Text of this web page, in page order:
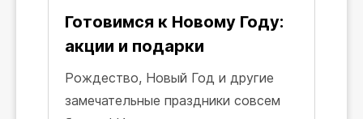
Готовимся к Новому Году:
акции и подарки
Рождество, Новый Год и другие
замечательные праздники совсем